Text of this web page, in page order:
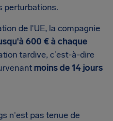
perturbations.
de l'UE, la compagnie
600 € à chaque
tardive, c'est-à-dire
moins de 14 jours
n'est pas tenue de